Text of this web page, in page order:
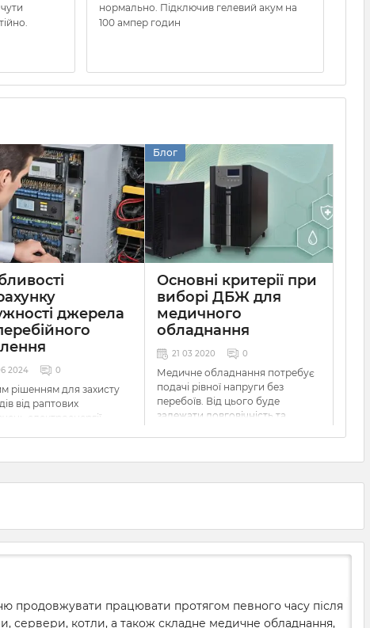
нормально. Підключив гелевий акум на
100 ампер годин
джерела
2024 0
рішенням для захисту
від раптових
електроенергії
струм від акумуляторів,
батареями. Щоб всі
завжди працювали в
розрахувати
місткість
батареї.
Блог
Основні критерії при
виборі ДБЖ для
медичного
обладнання
21 03 2020 0
Медичне обладнання потребує
подачі рівної напруги без
перебоїв. Від цього буде
залежати довговічність та
певних параметрів. На що варто
продовжувати працювати протягом певного часу після
сервери, котли, а також складне медичне обладнання,